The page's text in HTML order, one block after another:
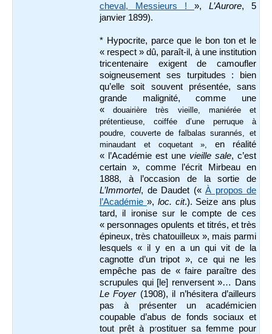
cheval, Messieurs ! », L’Aurore, 5
janvier 1899).
* Hypocrite, parce que le bon ton et le
« respect » dû, paraît-il, à une institution
tricentenaire exigent de camoufler
soigneusement ses turpitudes : bien
qu’elle soit souvent présentée, sans
grande malignité, comme une
«douairière très vieille, maniérée et
prétentieuse, coiffée d’une perruque à
poudre, couverte de falbalas surannés, et
minaudant et coquetant »,en réalité
« l’Académie est une vieille sale, c’est
certain », comme l’écrit Mirbeau en
1888, à l’occasion de la sortie de
L’Immortel, de Daudet (« À propos de
l’Académie », loc. cit.). Seize ans plus
tard, il ironise sur le compte de ces
« personnages opulents et titrés, et très
épineux, très chatouilleux », mais parmi
lesquels « il y en a un qui vit de la
cagnotte d’un tripot », ce qui ne les
empêche pas de « faire paraître des
scrupules qui [le] renversent »… Dans
Le Foyer(1908), il n’hésitera d’ailleurs
pas à présenter un académicien
coupable d’abus de fonds sociaux et
tout prêt à prostituer sa femme pour